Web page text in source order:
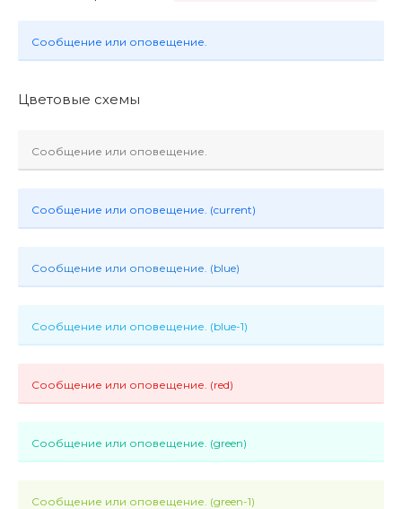
Сообщение или оповещение.
Цветовые схемы
Сообщение или оповещение.
Сообщение или оповещение. (current)
Сообщение или оповещение. (blue)
Сообщение или оповещение. (blue-1)
Сообщение или оповещение. (red)
Сообщение или оповещение. (green)
Сообщение или оповещение. (green-1)